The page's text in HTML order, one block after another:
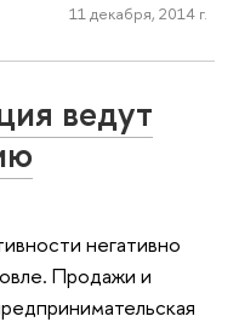
11 декабря, 2014 г.
ведут
негативно
Продажи и